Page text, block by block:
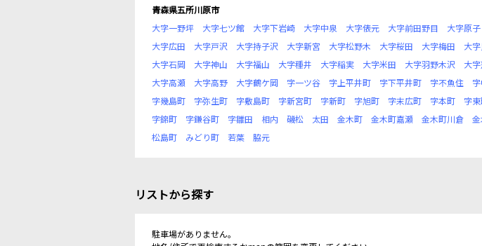
青森県五所川原市
大字一野坪
大字七ツ館 大字下岩崎 大字中泉 大字俵元 大字前田野目 大字原子
大字広田
大字戸沢 大字持子沢 大字新宮 大字松野木 大字桜田 大字梅田 大
大字石岡
大字神山 大字福山 大字種井 大字稲実 大字米田 大字羽野木沢 大
大字高瀬
大字高野 大字鶴ケ岡 字一ツ谷 字上平井町 字下平井町 字不魚住
字幾島町
字弥生町 字敷島町 字新宮町 字新町 字旭町 字末広町 字本町 字
字錦町
字鎌谷町 字雛田 相内 磯松 太田 金木町 金木町嘉瀬 金木町川倉
松島町
みどり町 若葉 脇元
リストから探す
駐車場がありません。